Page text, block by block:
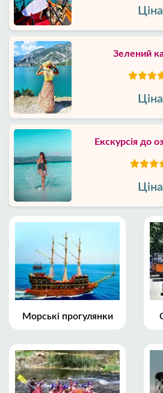
Зелений
Екскурсія до
Морські прогулянки